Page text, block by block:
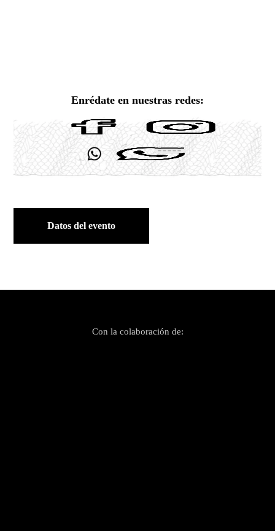
Enrédate en nuestras redes:
Datos del evento
Con la colaboración de: